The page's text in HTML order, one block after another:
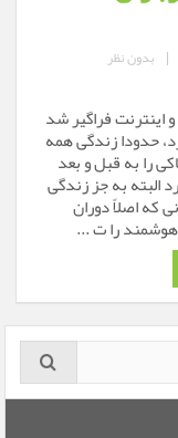
| بدون نظر
اینترنت فراگیر شد
حدودا زندگی همه
را به قبل و بعد
به جز زندگی
که اصلاً دوران
را ت ...